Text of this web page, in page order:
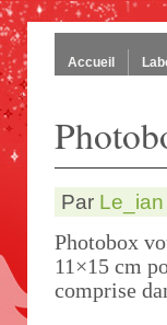
Accueil
Par Le_ian
Photobox
11×15 cm
comprise